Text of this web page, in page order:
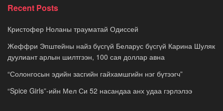
Recent Posts
Кристофер Ноланы трауматай Одиссей
Жеффри Эпштейны найз бүсгүй Беларус бүсгүй Карина Шуляк
дуулиант арлын шилтгээн, 100 сая доллар авна
“Солонгосын эдийн засгийн гайхамшгийн нэг бүтээгч”
“Spice Girls”-ийн Мел Си 52 насандаа анх удаа гэрлэлээ